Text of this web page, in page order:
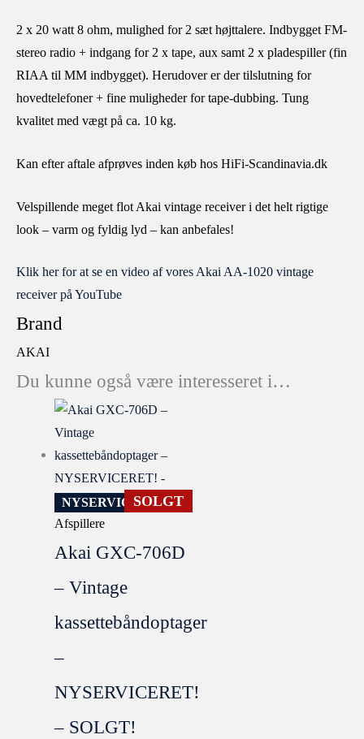
2 x 20 watt 8 ohm, mulighed for 2 sæt højttalere. Indbygget FM-
stereo radio + indgang for 2 x tape, aux samt 2 x pladespiller (fin
RIAA til MM indbygget). Herudover er der tilslutning for
hovedtelefoner + fine muligheder for tape-dubbing. Tung
kvalitet med vægt på ca. 10 kg.
Kan efter aftale afprøves inden køb hos HiFi-Scandinavia.dk
Velspillende meget flot Akai vintage receiver i det helt rigtige
look – varm og fyldig lyd – kan anbefales!
Klik her for at se en video af vores Akai AA-1020 vintage
receiver på YouTube
Brand
AKAI
Du kunne også være interesseret i…
NYSERVICERET
SOLGT
Afspillere
Akai GXC-706D
– Vintage
kassettebåndoptager
–
NYSERVICERET!
– SOLGT!